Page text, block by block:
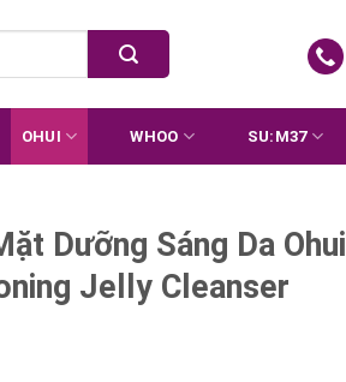
OHUI WHOO SU:M37
Dưỡng Sáng Da Ohui
Jelly Cleanser